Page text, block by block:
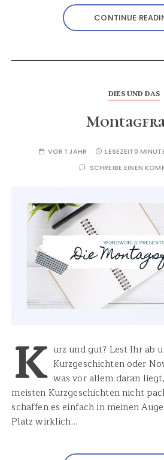
CONTINUE
DIES UND DAS
VOR 1 JAHR LESEZEIT0
SCHREIBE EINEN
K urz und gut? Lest Ihr ab
Kurzgeschichten oder
was vor allem daran
meisten Kurzgeschichten nicht
schaffen es einfach in meinen
Platz wirklich…